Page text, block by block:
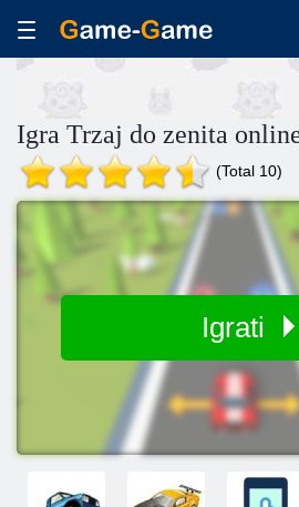
Igra Trzaj do zenita
(Total 10)
Igrati